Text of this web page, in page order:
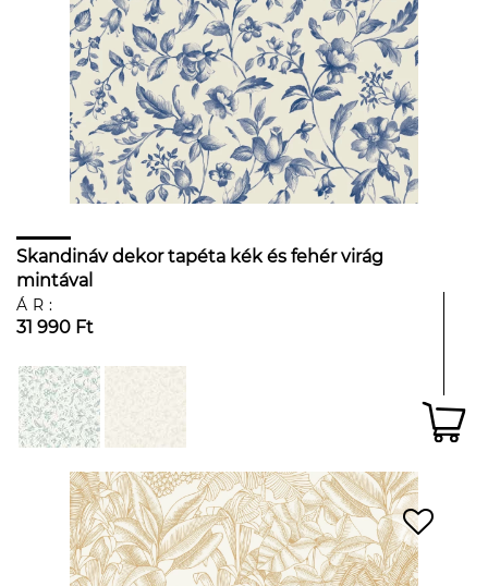
Skandináv dekor tapéta kék és fehér virág
mintával
ÁR:
31 990 Ft